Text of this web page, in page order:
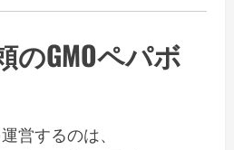
のGMOペパボ
営するのは、